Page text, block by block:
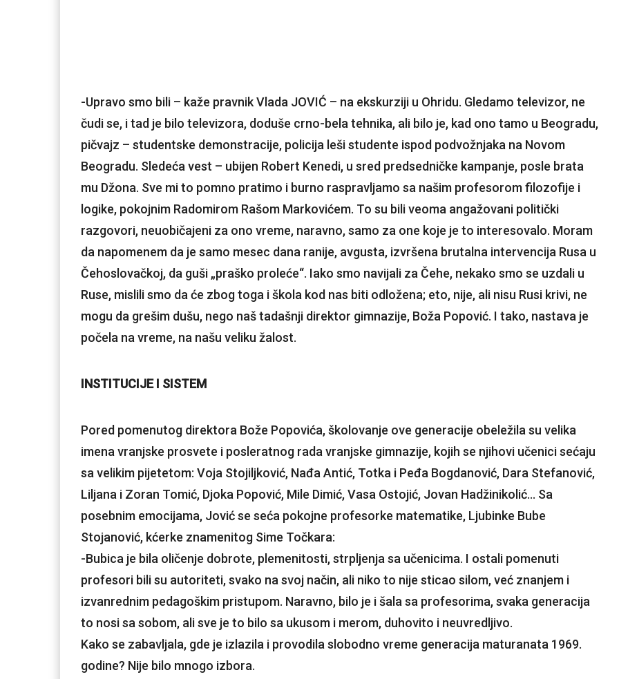
-Upravo smo bili – kaže pravnik Vlada JOVIĆ – na ekskurziji u Ohridu. Gledamo televizor, ne
čudi se, i tad je bilo televizora, doduše crno-bela tehnika, ali bilo je, kad ono tamo u Beogradu,
pičvajz – studentske demonstracije, policija leši studente ispod podvožnjaka na Novom
Beogradu. Sledeća vest – ubijen Robert Kenedi, u sred predsedničke kampanje, posle brata
mu Džona. Sve mi to pomno pratimo i burno raspravljamo sa našim profesorom filozofije i
logike, pokojnim Radomirom Rašom Markovićem. To su bili veoma angažovani politički
razgovori, neuobičajeni za ono vreme, naravno, samo za one koje je to interesovalo. Moram
da napomenem da je samo mesec dana ranije, avgusta, izvršena brutalna intervencija Rusa u
Čehoslovačkoj, da guši „praško proleće“. Iako smo navijali za Čehe, nekako smo se uzdali u
Ruse, mislili smo da će zbog toga i škola kod nas biti odložena; eto, nije, ali nisu Rusi krivi, ne
mogu da grešim dušu, nego naš tadašnji direktor gimnazije, Boža Popović. I tako, nastava je
počela na vreme, na našu veliku žalost.
INSTITUCIJE I SISTEM
Pored pomenutog direktora Bože Popovića, školovanje ove generacije obeležila su velika
imena vranjske prosvete i posleratnog rada vranjske gimnazije, kojih se njihovi učenici sećaju
sa velikim pijetetom: Voja Stojiljković, Nađa Antić, Totka i Peđa Bogdanović, Dara Stefanović,
Liljana i Zoran Tomić, Djoka Popović, Mile Dimić, Vasa Ostojić, Jovan Hadžinikolić… Sa
posebnim emocijama, Jović se seća pokojne profesorke matematike, Ljubinke Bube
Stojanović, kćerke znamenitog Sime Točkara:
-Bubica je bila oličenje dobrote, plemenitosti, strpljenja sa učenicima. I ostali pomenuti
profesori bili su autoriteti, svako na svoj način, ali niko to nije sticao silom, već znanjem i
izvanrednim pedagoškim pristupom. Naravno, bilo je i šala sa profesorima, svaka generacija
to nosi sa sobom, ali sve je to bilo sa ukusom i merom, duhovito i neuvredljivo.
Kako se zabavljala, gde je izlazila i provodila slobodno vreme generacija maturanata 1969.
godine? Nije bilo mnogo izbora.